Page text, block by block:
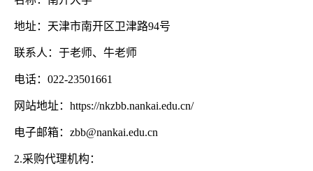
地址：天津市南开区卫津路94号
联系人：于老师、牛老师
电话： 022-23501661
网站地址： https://nkzbb.nankai.edu.cn/
电子邮箱： zbb@nankai.edu.cn
2.采购代理机构：